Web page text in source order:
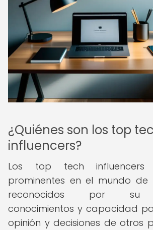
¿Quiénes son los top
influencers?
Los top tech influencers
prominentes en el mundo de
reconocidos por su
conocimientos y capacidad
opinión y decisiones de otros